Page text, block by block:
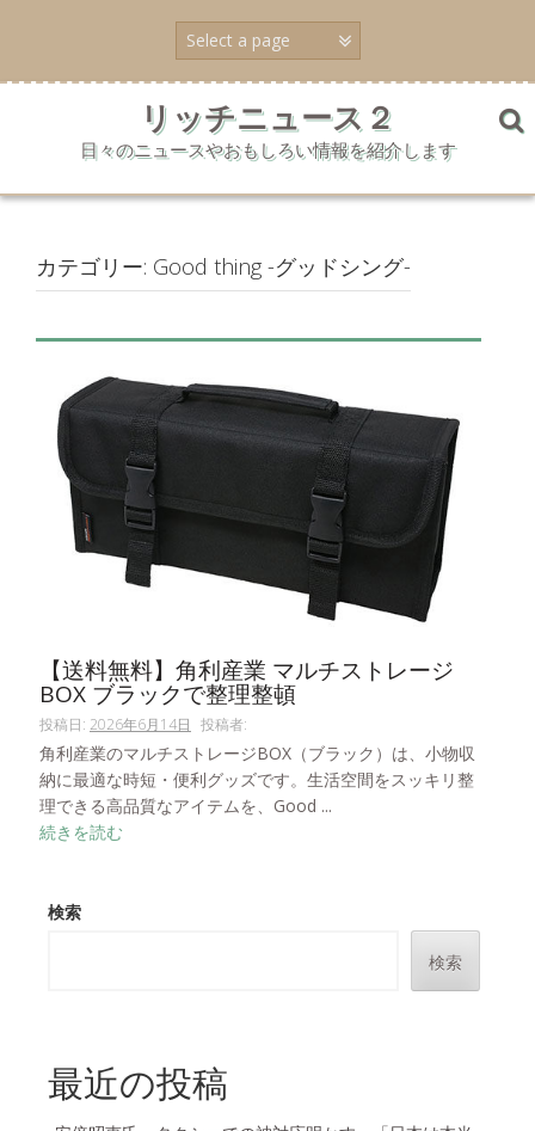
ン
ッ
リッチニュース２
日々のニュースやおもしろい情報を紹介します
カテゴリー: Good thing -グッドシング-
【送料無料】角利産業 マルチストレージ
BOX ブラックで整理整頓
投稿日: 2026年6月14日 投稿者:
角利産業のマルチストレージBOX（ブラック）は、小物収
納に最適な時短・便利グッズです。生活空間をスッキリ整
理できる高品質なアイテムを、Good ...
続きを読む
検索
検索
最近の投稿